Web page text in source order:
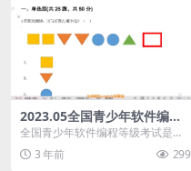
2023.05全国青少年软件编程
(图形化)scratch等级考试试卷
(一级)
全国青少年软件编程等级考试是由
中国电子学会发起的面向青少年软
件编程能力水平的社会...
3 年前 299